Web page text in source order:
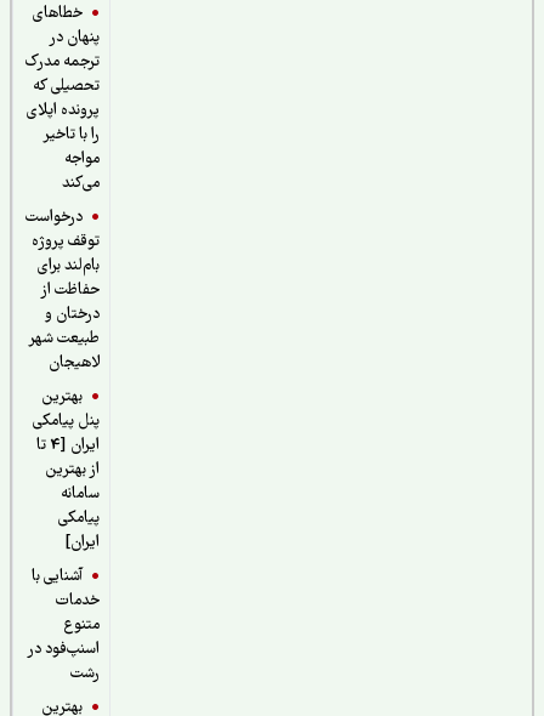
خطاهای
پنهان در
ترجمه مدرک
تحصیلی که
پرونده اپلای
را با تاخیر
مواجه
می‌کند
درخواست
توقف پروژه
بام‌لند برای
حفاظت از
درختان و
طبیعت شهر
لاهیجان
بهترین
پنل پیامکی
ایران [4 تا
از بهترین
سامانه
پیامکی
ایران]
آشنایی با
خدمات
متنوع
اسنپ‌فود در
رشت
بهترین